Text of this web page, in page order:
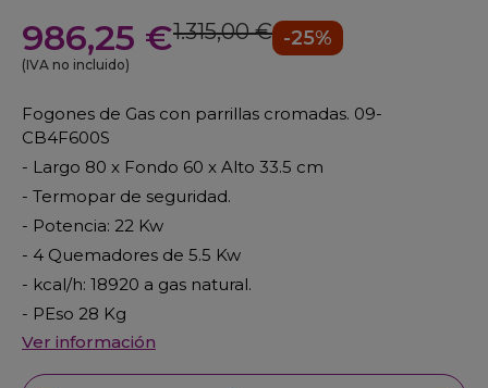
986,25 €1.315,00 € -25%
(IVA no incluido)
Fogones de Gas con parrillas cromadas. 09-
CB4F600S
- Largo 80 x Fondo 60 x Alto 33.5 cm
- Termopar de seguridad.
- Potencia: 22 Kw
- 4 Quemadores de 5.5 Kw
- kcal/h: 18920 a gas natural.
- PEso 28 Kg
Ver información